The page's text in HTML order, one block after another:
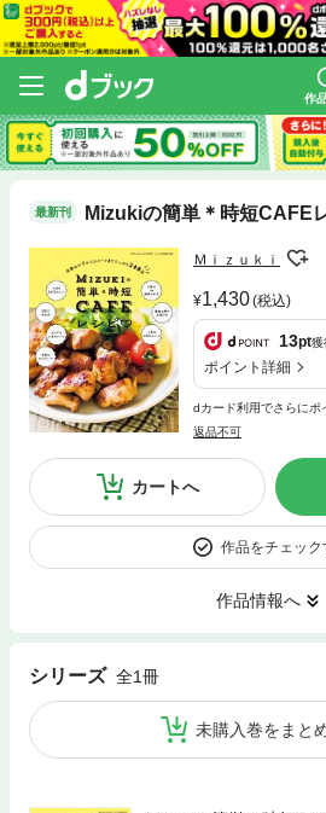
作
最新刊 Mizukiの簡単＊時短CAFE
Ｍｉｚｕｋｉ
1,430(税込)
13pt獲
ポイント詳細
dカード利用でさらにポ
返品不可
カートへ
作品をチェック
作品情報へ
シリーズ 全1冊
未購入巻をまと